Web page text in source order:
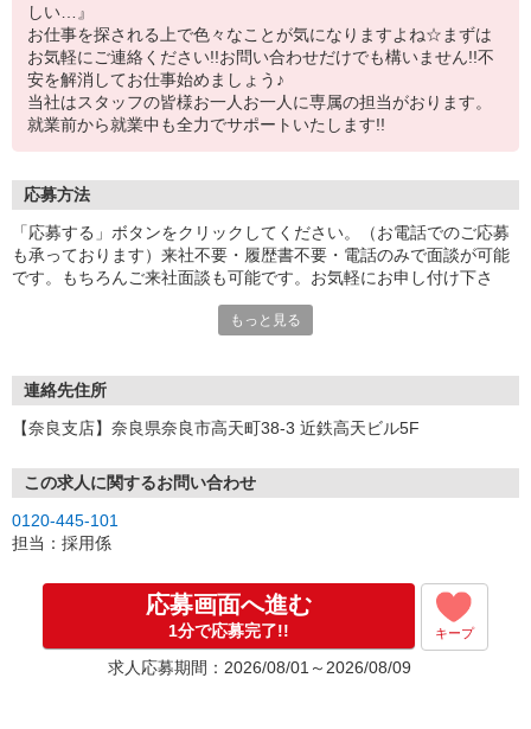
しい…』
お仕事を探される上で色々なことが気になりますよね☆まずは
お気軽にご連絡ください!!お問い合わせだけでも構いません!!不
安を解消してお仕事始めましょう♪
当社はスタッフの皆様お一人お一人に専属の担当がおります。
就業前から就業中も全力でサポートいたします!!
応募方法
「応募する」ボタンをクリックしてください。（お電話でのご応募
も承っております）来社不要・履歴書不要・電話のみで面談が可能
です。もちろんご来社面談も可能です。お気軽にお申し付け下さ
もっと見る
連絡先住所
【奈良支店】奈良県奈良市高天町38-3 近鉄高天ビル5F
この求人に関するお問い合わせ
0120-445-101
担当：採用係
応募画面へ進む
1分で応募完了!! キープ
求人応募期間：2026/08/01～2026/08/09